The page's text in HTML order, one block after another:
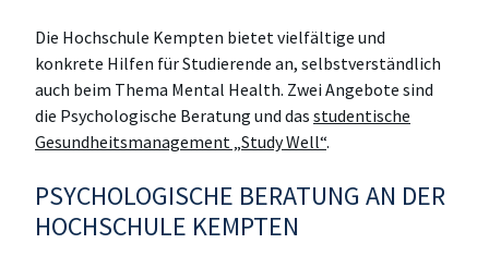
Die Hochschule Kempten bietet vielfältige und
konkrete Hilfen für Studierende an, selbstverständlich
auch beim Thema Mental Health. Zwei Angebote sind
die Psychologische Beratung und das studentische
Gesundheitsmanagement „Study Well“.
PSYCHOLOGISCHE BERATUNG AN DER
HOCHSCHULE KEMPTEN